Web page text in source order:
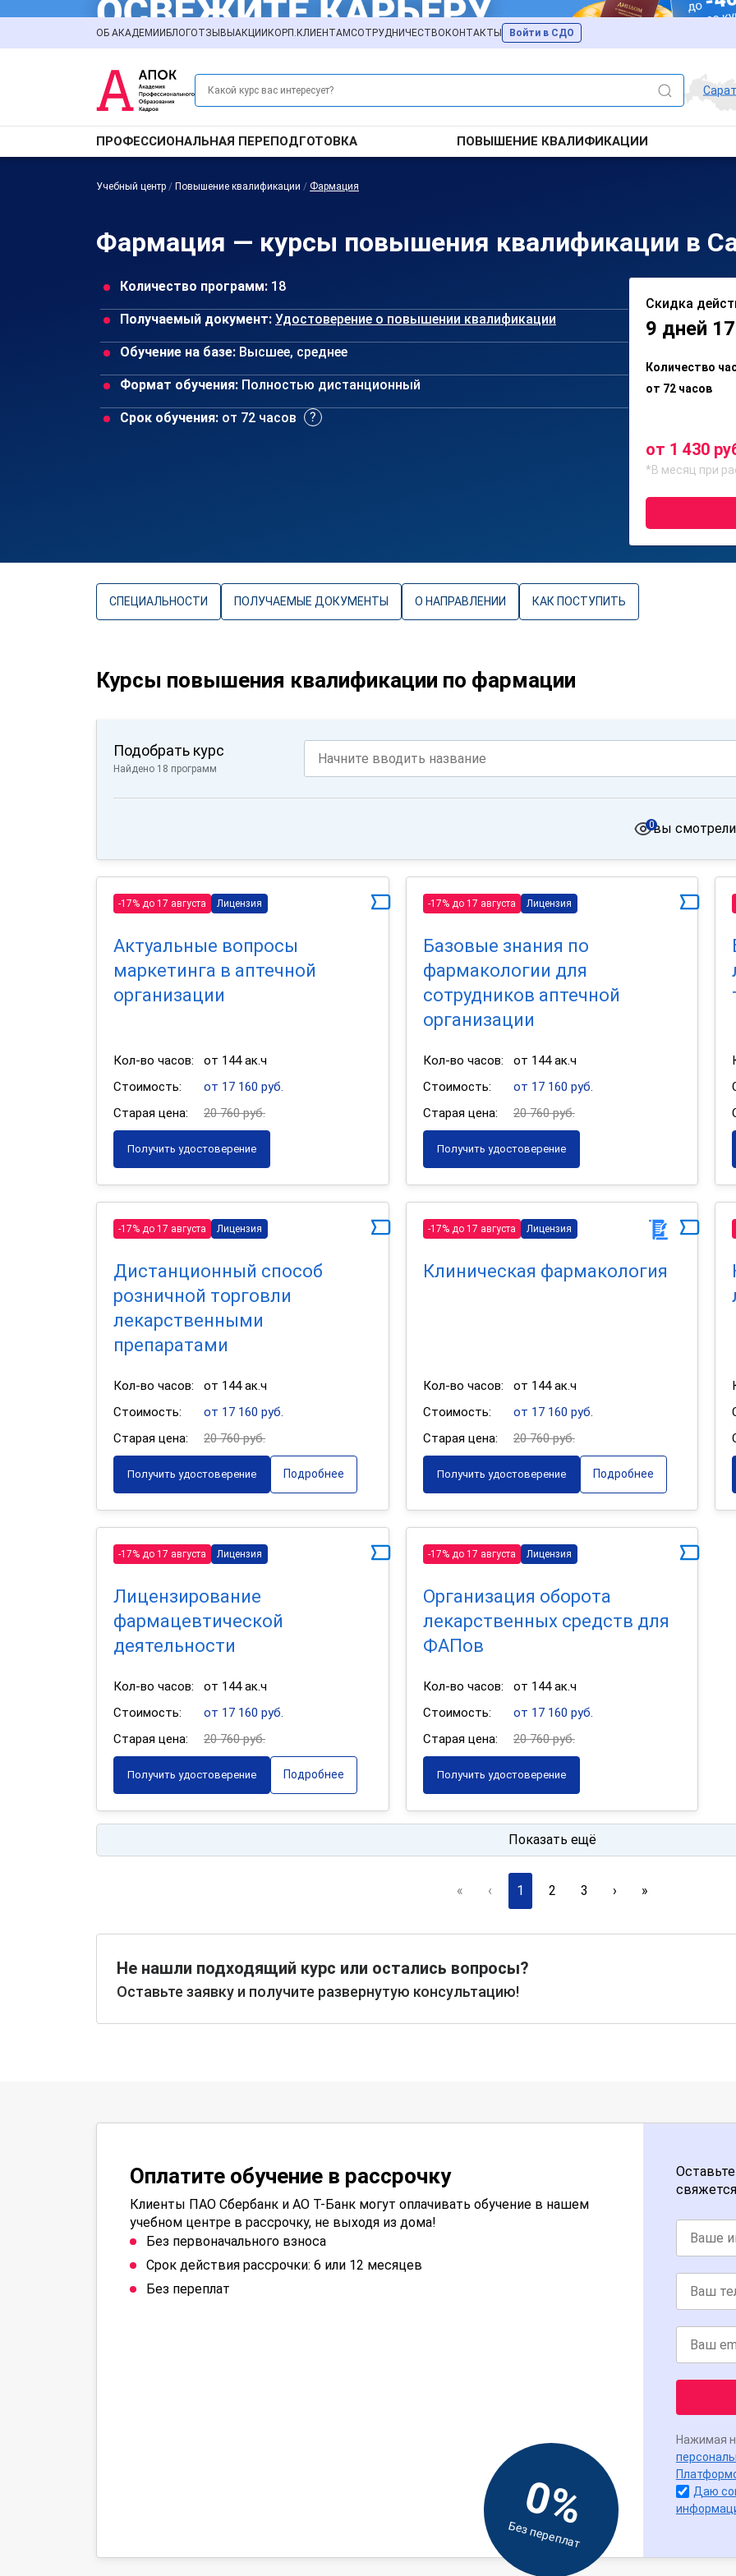
ОБ АКАДЕМИИ БЛОГОТЗЫВЫ АКЦИИ КОРП.КЛИЕНТАМСОТРУДНИЧЕСТВО КОНТАКТЫ Войти в СДО
ПРОФЕССИОНАЛЬНАЯ ПЕРЕПОДГОТОВКА ПОВЫШЕНИЕ КВАЛИФИКАЦИИ
Учебный центр / Повышение квалификации / Фармация
Фармация — курсы повышения квалификации в
Количество программ: 18
Получаемый документ: Удостоверение о повышении квалификации
Обучение на базе: Высшее, среднее
Формат обучения: Полностью дистанционный
Срок обучения: от 72 часов
Скидка
9 дней
Количество
от 72 часов
от 1 430
*В месяц при
СПЕЦИАЛЬНОСТИ ПОЛУЧАЕМЫЕ ДОКУМЕНТЫ О НАПРАВЛЕНИИ КАК ПОСТУПИТЬ
Курсы повышения квалификации по фармации
Подобрать курс
Найдено 18 программ
вы смотрели
0
-17% до 17 августа Лицензия
Актуальные вопросы
маркетинга в аптечной
организации
Кол-во часов:
от 144 ак.ч
Стоимость:
от 17 160 руб.
Старая цена:
20 760 руб.
Получить удостоверение
-17% до 17 августа Лицензия
Базовые знания по
фармакологии для
сотрудников аптечной
организации
Кол-во часов:
от 144 ак.ч
Стоимость:
от 17 160 руб.
Старая цена:
20 760 руб.
Получить удостоверение
-17% до 17 августа Лицензия
Дистанционный способ
розничной торговли
лекарственными
препаратами
Кол-во часов:
от 144 ак.ч
Стоимость:
от 17 160 руб.
Старая цена:
20 760 руб.
Получить удостоверение Подробнее
-17% до 17 августа Лицензия
Клиническая фармакология
Кол-во часов:
от 144 ак.ч
Стоимость:
от 17 160 руб.
Старая цена:
20 760 руб.
Получить удостоверение Подробнее
-17% до 17 августа Лицензия
Лицензирование
фармацевтической
деятельности
Кол-во часов:
от 144 ак.ч
Стоимость:
от 17 160 руб.
Старая цена:
20 760 руб.
Получить удостоверение Подробнее
-17% до 17 августа Лицензия
Организация оборота
лекарственных средств для
ФАПов
Кол-во часов:
от 144 ак.ч
Стоимость:
от 17 160 руб.
Старая цена:
20 760 руб.
Получить удостоверение
Показать ещё
« ‹ 1 2 3 › »
Не нашли подходящий курс или остались вопросы?
Оставьте заявку и получите развернутую консультацию!
Оплатите обучение в рассрочку
Клиенты ПАО Сбербанк и АО Т-Банк могут оплачивать обучение в нашем
учебном центре в рассрочку, не выходя из дома!
Без первоначального взноса
Срок действия рассрочки: 6 или 12 месяцев
Без переплат
0%
Без переплат
Нажимая
Даю